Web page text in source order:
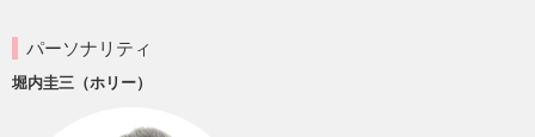
パーソナリティ
堀内圭三（ホリー）